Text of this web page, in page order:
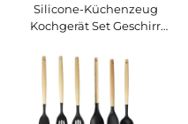
Silicone-Küchenzeug
Kochgerät Set Geschirr